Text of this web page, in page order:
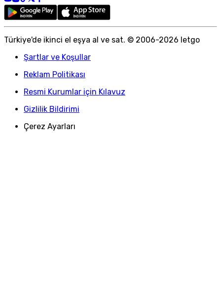
Türkiye'de ikinci el eşya al ve sat. © 2006-2026 letgo
Şartlar ve Koşullar
Reklam Politikası
Resmi Kurumlar için Kılavuz
Gizlilik Bildirimi
Çerez Ayarları